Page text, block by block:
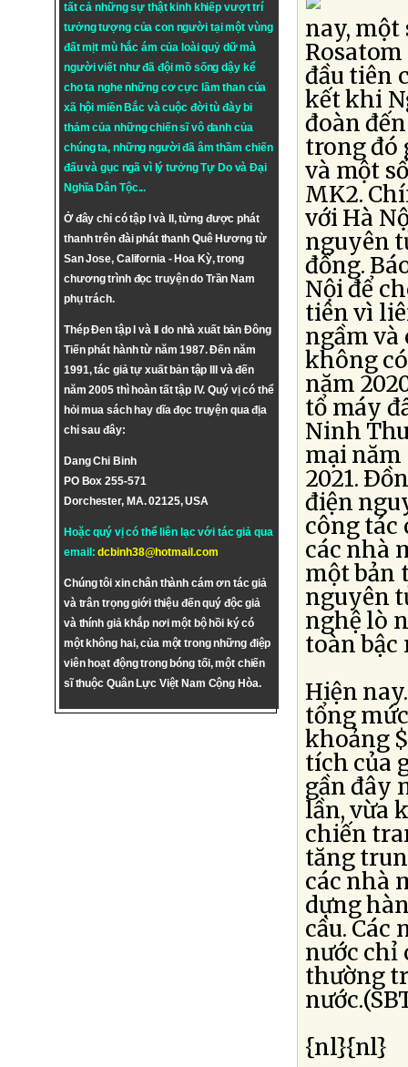
tất cả những sự thật kinh khiếp vượt trí
tưởng tượng của con người tại một vùng
đất mịt mù hắc ám của loài quỷ dữ mà
người viết như đã đội mồ sống dậy kể
cho ta nghe những cơ cực lầm than của
xã hội miền Bắc và cuộc đời tù đày bi
thảm của những chiến sĩ vô danh của
chúng ta, những người đã âm thầm chiến
đấu và gục ngã vì lý tưởngTự DovàĐại
Nghĩa Dân Tộc...
Ở đây chỉ có tập I và II, từng được phát
thanh trên đài phát thanh Quê Hương từ
San Jose, California - Hoa Kỳ, trong
chương trình đọc truyện do Trần Nam
phụ trách.
Thép Đen tập I và II do nhà xuất bản Đông
Tiến phát hành từ năm 1987. Đến năm
1991, tác giả tự xuất bản tập III và đến
năm 2005 thì hoàn tất tập IV. Quý vị có thể
hỏi mua sách hay dĩa đọc truyện qua địa
chỉ sau đây:
Dang Chi Binh
PO Box 255-571
Dorchester, MA. 02125, USA
Hoặc quý vị có thể liên lạc với tác giả qua
email:dcbinh38@hotmail.com
Chúng tôi xin chân thành cám ơn tác giả
và trân trọng giới thiệu đến quý độc giả
và thính giả khắp nơi một bộ hồi ký có
một không hai, của một trong những điệp
viên hoạt động trong bóng tối, một chiến
sĩ thuộc Quân Lực Việt Nam Cộng Hòa.
nay, một
đầu tiên
kết khi
đoàn
trong đó
và một
MK2.
với Hà
nguyên
đồng.
Nội để
tiên vì
ngầm và
không
năm
tổ máy
Ninh
mại năm
2021.
điện
công tác
các nhà
một bản
nguyên
nghệ lò
toàn bậc
Hiện
tổng
khoảng
tích của
gần đây
lần, vừa
chiến
tăng
các nhà
dựng
cầu.
nước chỉ
thường
{nl}{nl}